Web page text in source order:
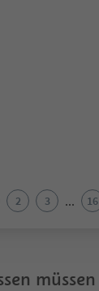
2 3 ... 16
müssen